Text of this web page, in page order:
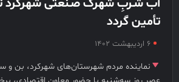
تأمین گردد
۶ اردیبهشت ۱۴۰۲
نماینده مردم شهرستان‌های شهرکرد، بن و